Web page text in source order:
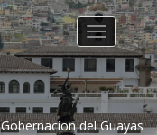
Gobernacion del Guayas
Toggle
navigation